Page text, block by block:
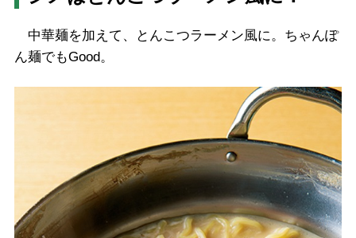
中華麺を加えて、とんこつラーメン風に。ちゃんぽ
ん麺でもGood。